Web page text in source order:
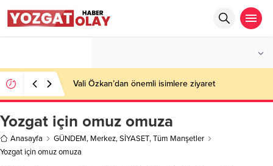
Vali Özkan’dan önemli isimlere ziyaret
Yozgat için omuz omuza
Anasayfa GÜNDEM, Merkez,SİYASET,Tüm Manşetler
Yozgat için omuz omuza